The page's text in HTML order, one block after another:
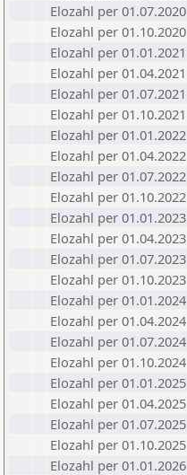
Elozahl per 01.07.2020
Elozahl per 01.10.2020
Elozahl per 01.01.2021
Elozahl per 01.04.2021
Elozahl per 01.07.2021
Elozahl per 01.10.2021
Elozahl per 01.01.2022
Elozahl per 01.04.2022
Elozahl per 01.07.2022
Elozahl per 01.10.2022
Elozahl per 01.01.2023
Elozahl per 01.04.2023
Elozahl per 01.07.2023
Elozahl per 01.10.2023
Elozahl per 01.01.2024
Elozahl per 01.04.2024
Elozahl per 01.07.2024
Elozahl per 01.10.2024
Elozahl per 01.01.2025
Elozahl per 01.04.2025
Elozahl per 01.07.2025
Elozahl per 01.10.2025
Elozahl per 01.01.2026